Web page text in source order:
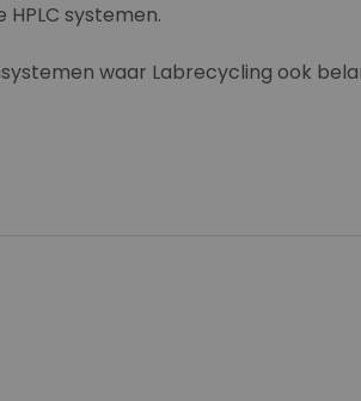
systemen.
waar Labrecycling ook